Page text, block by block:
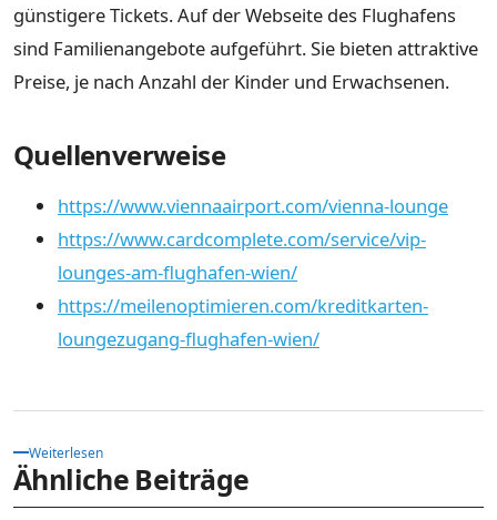
günstigere Tickets. Auf der Webseite des Flughafens
sind Familienangebote aufgeführt. Sie bieten attraktive
Preise, je nach Anzahl der Kinder und Erwachsenen.
Quellenverweise
https://www.viennaairport.com/vienna-lounge
https://www.cardcomplete.com/service/vip-
lounges-am-flughafen-wien/
https://meilenoptimieren.com/kreditkarten-
loungezugang-flughafen-wien/
Weiterlesen
Ähnliche Beiträge